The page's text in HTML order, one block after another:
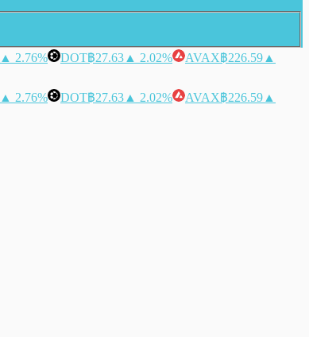
▲ 2.76% DOT฿27.63 ▲ 2.02% AVAX฿226.59 ▲
▲ 2.76% DOT฿27.63 ▲ 2.02% AVAX฿226.59 ▲